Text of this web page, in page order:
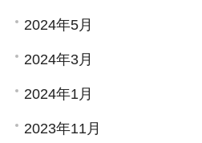
2024年5月
2024年3月
2024年1月
2023年11月